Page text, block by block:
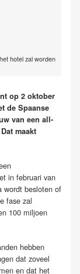
hotel zal worden
op 2 oktober
de Spaanse
van een all-
maakt
in februari van
wordt besloten of
fase zal
100 miljoen
hebben
dat zoveel
en dat het